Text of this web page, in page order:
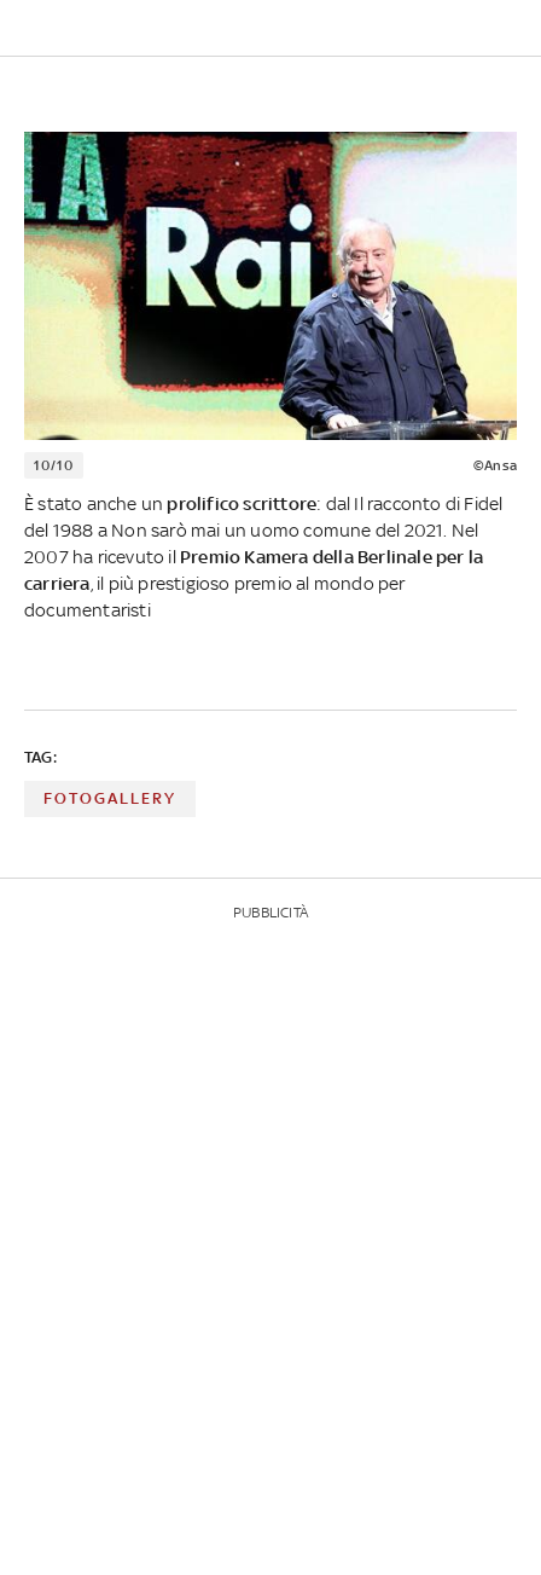
10/10 ©Ansa
È stato anche un prolifico scrittore: dal Il racconto di Fidel
del 1988 a Non sarò mai un uomo comune del 2021. Nel
2007 ha ricevuto il Premio Kamera della Berlinale per la
carriera , il più prestigioso premio al mondo per
documentaristi
TAG:
FOTOGALLERY
PUBBLICITÀ